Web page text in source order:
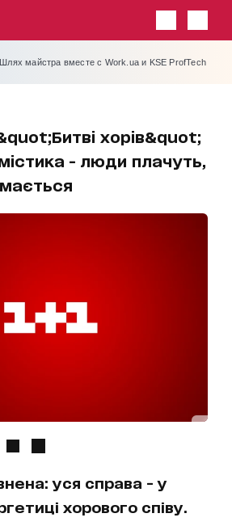
Шлях майстра вместе с Work.ua и KSE ProfTech
хорів&quot;
- люди плачуть,
уся справа - у
хорового співу.